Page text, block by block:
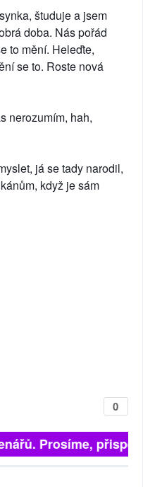
študuje a jsem
doba. Nás pořád
to mění. Heleďte,
se to. Roste nová
nerozumím, hah,
já se tady narodil,
když je sám
0
Prosíme, přispějte. ➥